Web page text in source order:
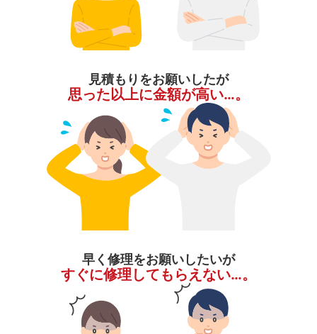
見積もりをお願いしたが
思った以上に金額が高い…。
早く修理をお願いしたいが
すぐに修理してもらえない…。